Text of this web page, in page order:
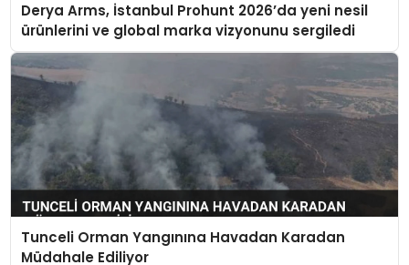
Derya Arms, İstanbul Prohunt 2026’da yeni nesil
ürünlerini ve global marka vizyonunu sergiledi
Tunceli Orman Yangınına Havadan Karadan
Müdahale Ediliyor